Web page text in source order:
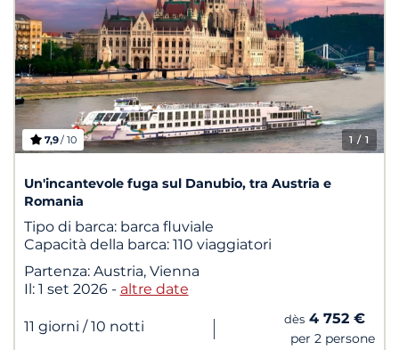
1 / 1
7,9/ 10
Un'incantevole fuga sul Danubio, tra Austria e
Romania
Tipo di barca: barca fluviale
Capacità della barca: 110 viaggiatori
Partenza: Austria, Vienna
Il: 1 set 2026 - altre date
11 giorni / 10 notti | dès 4 752 €
per 2 persone